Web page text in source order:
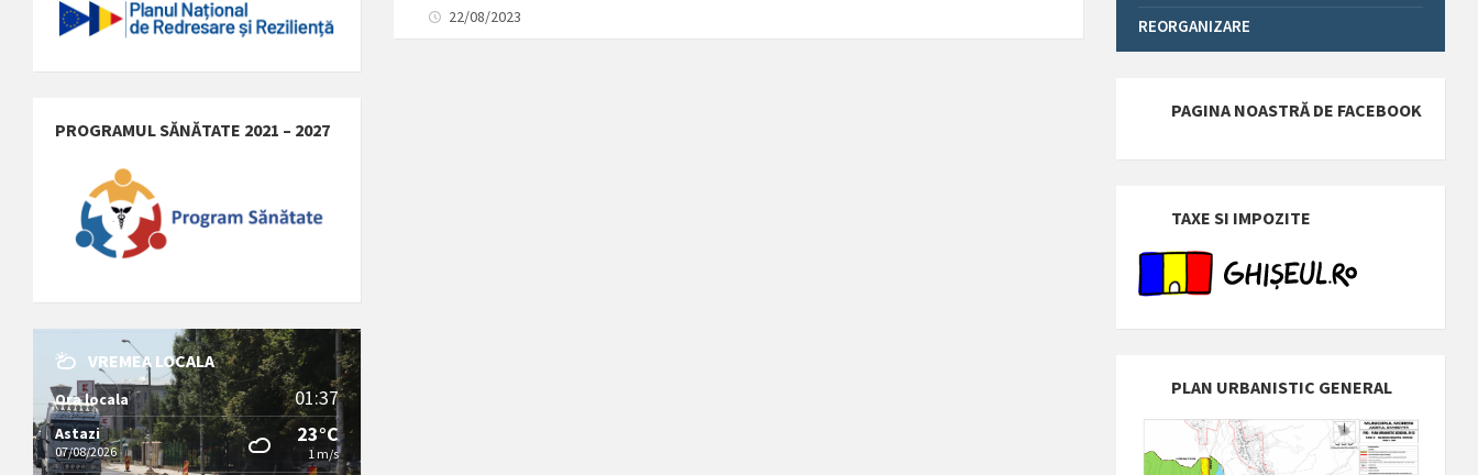
22/08/2023
PROGRAMUL SĂNĂTATE 2021 – 2027
VREMEA LOCALA
Ora locala 01:37
Astazi
07/08/2026
23°C
1 m/s
REORGANIZARE
PAGINA NOASTRĂ DE FACEBOOK
TAXE SI IMPOZITE
PLAN URBANISTIC GENERAL